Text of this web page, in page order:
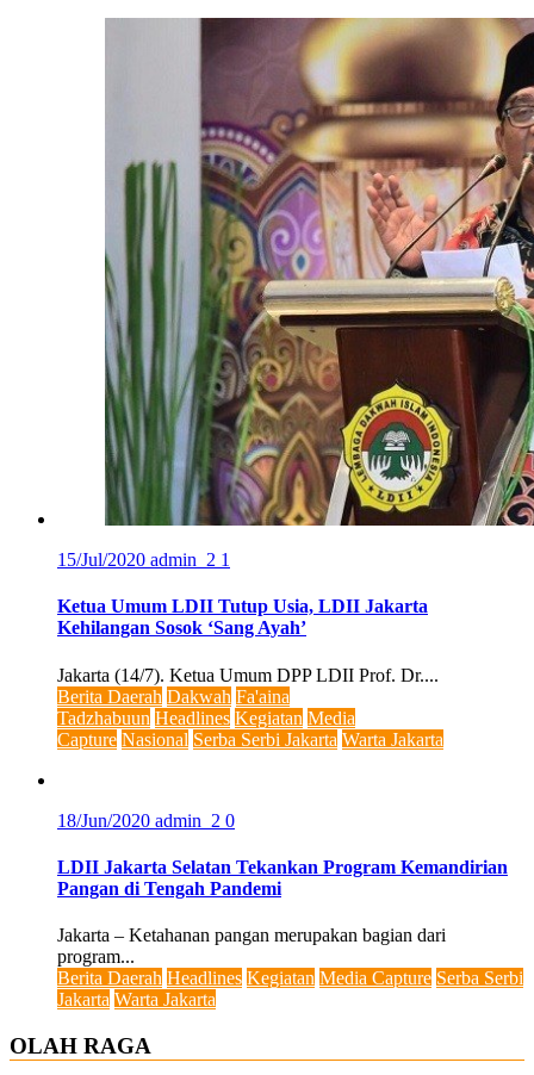
15/Jul/2020 admin_2 1
Ketua Umum LDII Tutup Usia, LDII Jakarta
Kehilangan Sosok ‘Sang Ayah’
Jakarta (14/7). Ketua Umum DPP LDII Prof. Dr....
Berita Daerah Dakwah Fa'aina
Tadzhabuun Headlines Kegiatan Media
Capture Nasional Serba Serbi Jakarta Warta Jakarta
18/Jun/2020 admin_2 0
LDII Jakarta Selatan Tekankan Program Kemandirian
Pangan di Tengah Pandemi
Jakarta – Ketahanan pangan merupakan bagian dari
program...
Berita Daerah Headlines Kegiatan Media Capture Serba Serbi
Jakarta Warta Jakarta
OLAH RAGA